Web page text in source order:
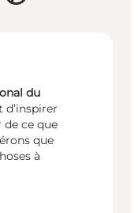
du
d’inspirer
ce que
que
à